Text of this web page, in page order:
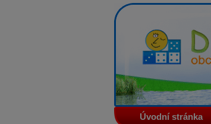
Domino -
Úvodní stránka